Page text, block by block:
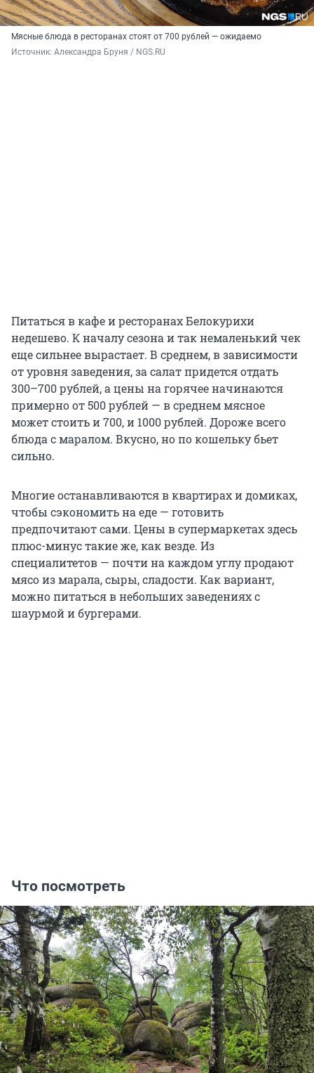
Мясные блюда в ресторанах стоят от 700 рублей — ожидаемо
Источник: Александра Бруня / NGS.RU
Питаться в кафе и ресторанах Белокурихи
недешево. К началу сезона и так немаленький чек
еще сильнее вырастает. В среднем, в зависимости
от уровня заведения, за салат придется отдать
300–700 рублей, а цены на горячее начинаются
примерно от 500 рублей — в среднем мясное
может стоить и 700, и 1000 рублей. Дороже всего
блюда с маралом. Вкусно, но по кошельку бьет
сильно.
Многие останавливаются в квартирах и домиках,
чтобы сэкономить на еде — готовить
предпочитают сами. Цены в супермаркетах здесь
плюс-минус такие же, как везде. Из
специалитетов — почти на каждом углу продают
мясо из марала, сыры, сладости. Как вариант,
можно питаться в небольших заведениях с
шаурмой и бургерами.
Что посмотреть